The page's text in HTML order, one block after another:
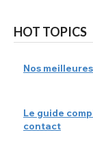
HOT TOPICS
Nos
Le guide
contact